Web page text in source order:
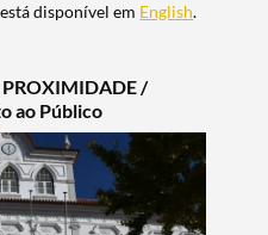
disponível em English.
PROXIMIDADE /
ao Público